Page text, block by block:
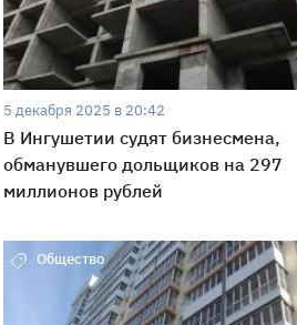
5 декабря 2025 в 20:42
В Ингушетии судят бизнесмена,
обманувшего дольщиков на 297
миллионов рублей
Общество